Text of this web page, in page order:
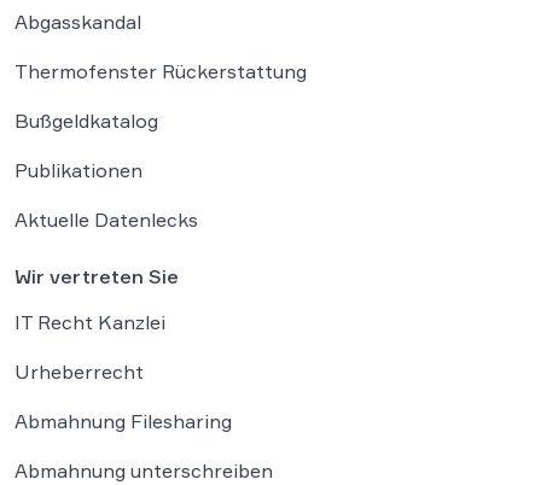
Abgasskandal
Thermofenster Rückerstattung
Bußgeldkatalog
Publikationen
Aktuelle Datenlecks
Wir vertreten Sie
IT Recht Kanzlei
Urheberrecht
Abmahnung Filesharing
Abmahnung unterschreiben